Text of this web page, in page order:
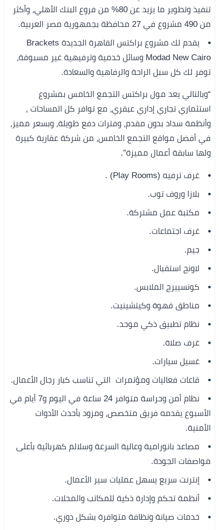
تنفيذ وتطوير ما يزيد عن 80% من فروع البنك الأهلي، وأكثر
من 490 مشروع في 27 محافظة بجمهورية مصر العربية.
يقدم لك مشروع براكتس القاهرة الجديدة Brackets
Modad New Cairo وسائل خدمية وترفيهية غير مسبوقة،
توفر لك كل سبل الراحة والرفاهية والسعادة.
“وبالتالي يعد مول براكتس التجمع الخامس بمشروع
استثماري تجاري إداري عبقري، مع توافر كل المساحات ،
وأنظمة سداد بدون مقدم، وفترات دفع طويلة، وبسعر مميز،
في أفضل مواقع التجمع الخامس، من شركة عقارية كبيرة
ولها سابقة أعمال مميزة”.
غرف ترفيه (Play Rooms) .
بلازا وروف توب.
مكتبة عمل مشتركة.
غرف اجتماعات.
جيم.
لاونچ استقبال.
كونسييرچ الملابس.
مناطق قهوة وكيتشينيت.
نظام تطبيق ذكي موحد.
غرف صلاة.
غسيل سيارات.
قاعات فعاليات ومؤتمرات التي تناسب كبار رجال الأعمال.
نظام أمن وحراسة متوافر 24 ساعة في اليوم و7 أيام في
الأسبوع يقدمه فريق متخصص، ومزود بأحدث الأدوات
الأمنية.
مصاعد بانورامية وعالية السرعة وسلالم كهربائية بأعلى
مواصفات الجودة.
إنترنت سريع يسهل عمليات سير الأعمال.
أنظمة تحكم وإدارة ذكية للمكاتب والمحلات.
خدمات صيانة ونظافة متوافرة بشكل دوري.